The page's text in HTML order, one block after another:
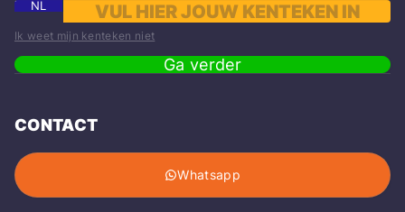
NL
Ik weet mijn kenteken niet
Ga verder
CONTACT
Whatsapp